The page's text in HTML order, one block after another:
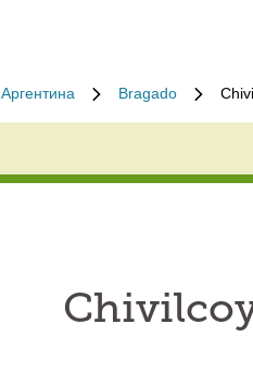
Аргентина Bragado